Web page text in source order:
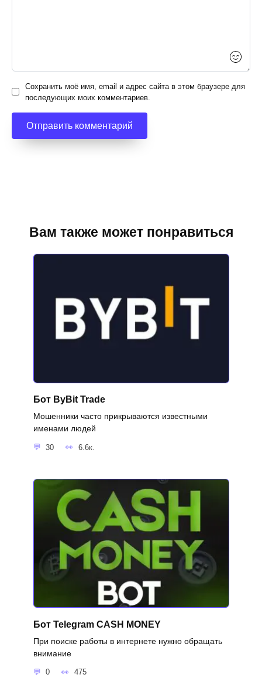
Сохранить моё имя, email и адрес сайта в этом браузере для
последующих моих комментариев.
Вам также может понравиться
Бот ByBit Trade
Мошенники часто прикрываются известными
именами людей
30 6.6к.
Бот Telegram CASH MONEY
При поиске работы в интернете нужно обращать
внимание
0 475